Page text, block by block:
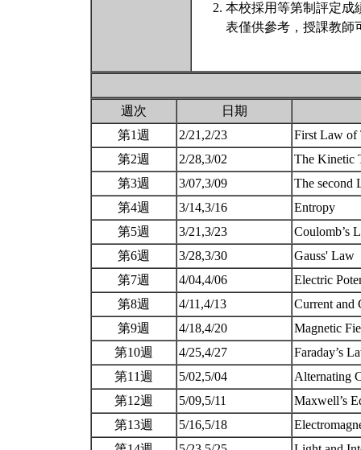
本校採用等第制評定成
表僅供參考，授課教師
週次
日期
第1週
2/21,2/23
First Law of
第2週
2/28,3/02
The Kinetic
第3週
3/07,3/09
The second
第4週
3/14,3/16
Entropy
第5週
3/21,3/23
Coulomb’s
第6週
3/28,3/30
Gauss' Law
第7週
4/04,4/06
Electric
第8週
4/11,4/13
Current and
第9週
4/18,4/20
Magnetic
第10週
4/25,4/27
Faraday’s
第11週
5/02,5/04
Alternating
第12週
5/09,5/11
Maxwell’s
第13週
5/16,5/18